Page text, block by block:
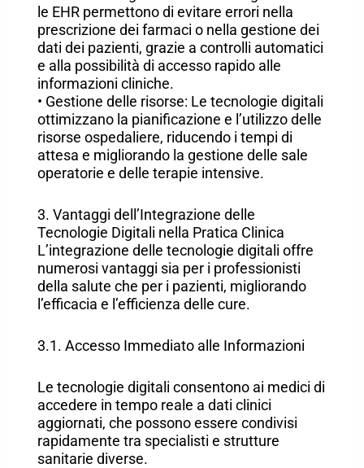
le EHR permettono di evitare errori nella
prescrizione dei farmaci o nella gestione dei
dati dei pazienti, grazie a controlli automatici
e alla possibilità di accesso rapido alle
informazioni cliniche.
• Gestione delle risorse: Le tecnologie digitali
ottimizzano la pianificazione e l’utilizzo delle
risorse ospedaliere, riducendo i tempi di
attesa e migliorando la gestione delle sale
operatorie e delle terapie intensive.
3. Vantaggi dell’Integrazione delle
Tecnologie Digitali nella Pratica Clinica
L’integrazione delle tecnologie digitali offre
numerosi vantaggi sia per i professionisti
della salute che per i pazienti, migliorando
l’efficacia e l’efficienza delle cure.
3.1. Accesso Immediato alle Informazioni
Le tecnologie digitali consentono ai medici di
accedere in tempo reale a dati clinici
aggiornati, che possono essere condivisi
rapidamente tra specialisti e strutture
sanitarie diverse.